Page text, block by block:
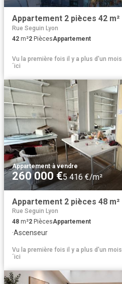
Appartement 2 pièces 42 m²
Rue Seguin Lyon
42 m²2 PiècesAppartement
Vu la première fois il y a plus d'un mois
´ici
Appartement·à vendre
260 000 €5 416 €/m²
Appartement 2 pièces 48 m²
Rue Seguin Lyon
48 m²2 PiècesAppartement
·Ascenseur
Vu la première fois il y a plus d'un mois
´ici